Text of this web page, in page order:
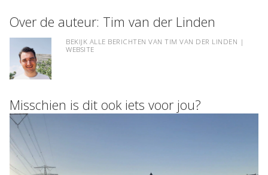
Over de auteur: Tim van der Linden
BEKIJK ALLE BERICHTEN VAN TIM VAN DER LINDEN |
WEBSITE
Misschien is dit ook iets voor jou?